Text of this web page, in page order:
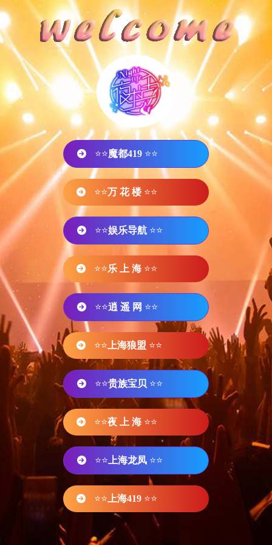
⭐⭐魔都419 ⭐⭐
⭐⭐万 花 楼 ⭐⭐
⭐⭐娱乐导航 ⭐⭐
⭐⭐乐 上 海 ⭐⭐
⭐⭐逍 遥 网 ⭐⭐
⭐⭐ 上海狼盟 ⭐⭐
⭐⭐贵族宝贝 ⭐⭐
⭐⭐夜 上 海 ⭐⭐
⭐⭐ 上海龙凤 ⭐⭐
⭐⭐ 上海419 ⭐⭐